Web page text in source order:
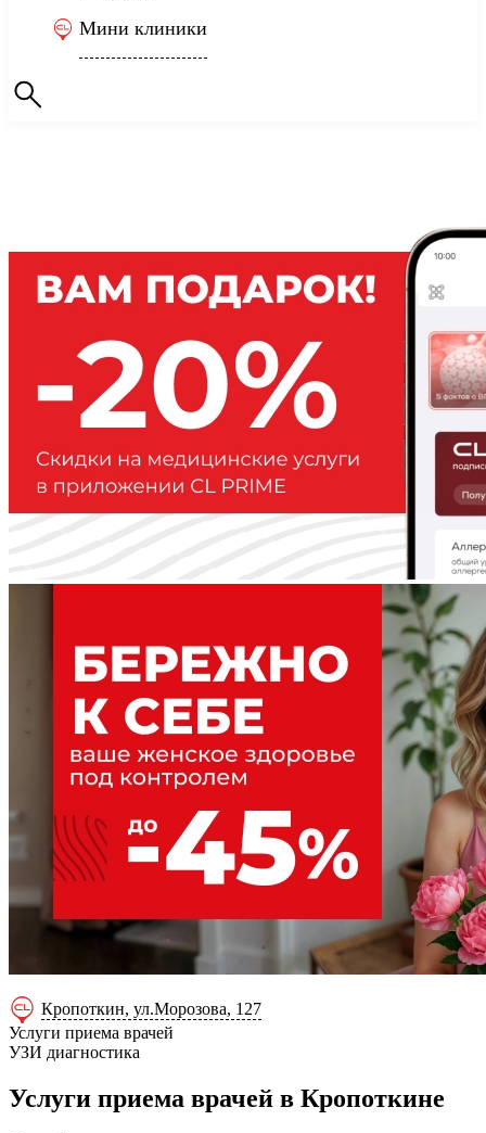
Мини клиники
Кропоткин, ул.Морозова, 127
Услуги приема врачей
УЗИ диагностика
Услуги приема врачей в Кропоткинe